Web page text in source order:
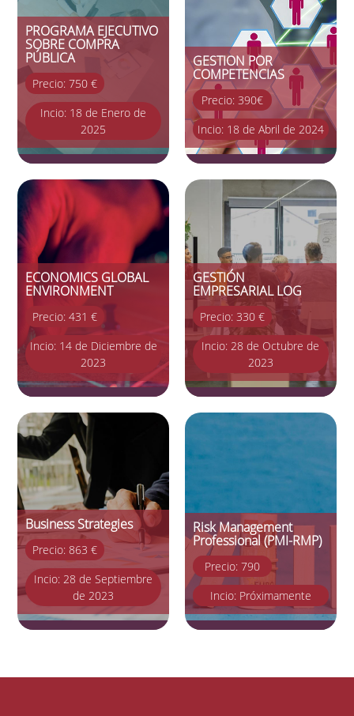
PROGRAMA EJECUTIVO
SOBRE COMPRA
PÚBLICA
Precio: 750 €
Incio: 18 de Enero de
2025
GESTION POR
COMPETENCIAS
Precio: 390€
Incio: 18 de Abril de 2024
ECONOMICS GLOBAL
ENVIRONMENT
Precio: 431 €
Incio: 14 de Diciembre de
2023
GESTIÓN
EMPRESARIAL LOG
Precio: 330 €
Incio: 28 de Octubre de
2023
Business Strategies
Precio: 863 €
Incio: 28 de Septiembre
de 2023
Risk Management
Professional (PMI-RMP)
Precio: 790
Incio: Próximamente